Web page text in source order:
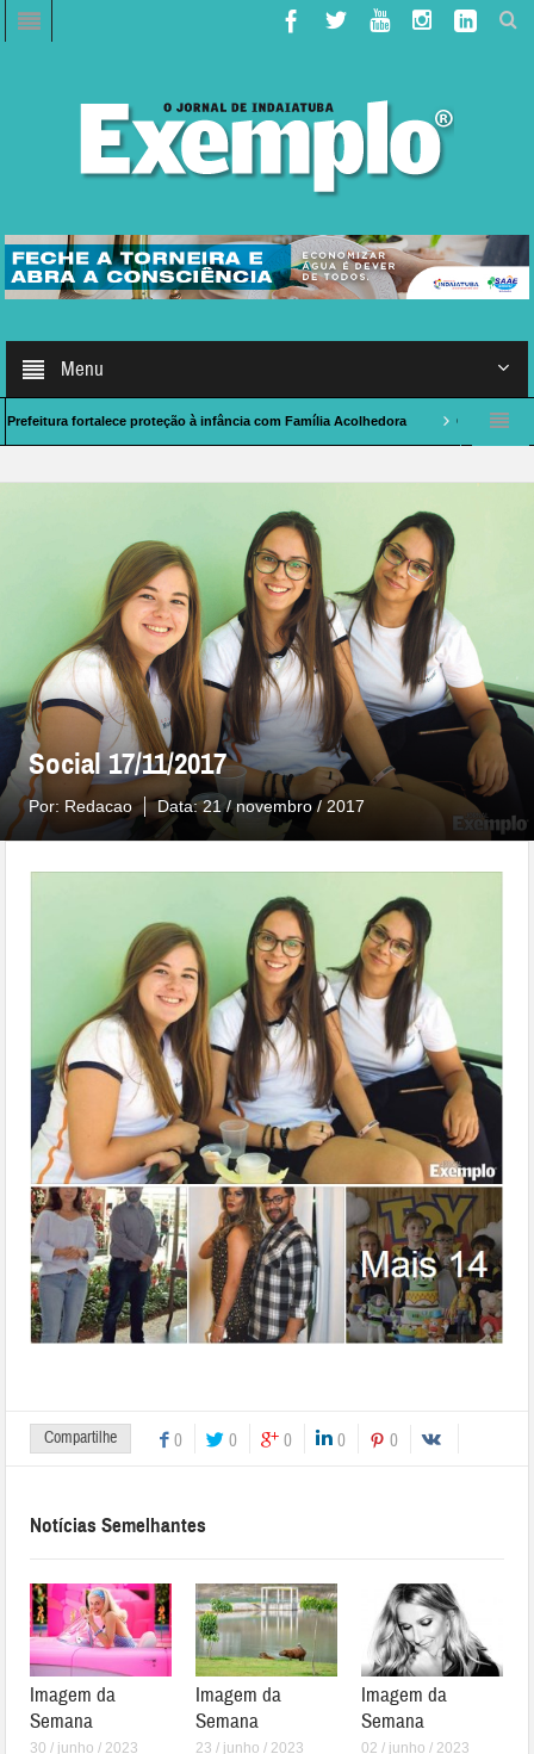
Menu
proteção à infância com Família Acolhedora Caso de Polícia:
Social 17/11/2017
Por: Redacao Data:21 / novembro / 2017
Compartilhe 0 0 0 0 0
Notícias Semelhantes
Imagem da
Semana
30 / junho / 2023
Imagem da
Semana
23 / junho / 2023
Imagem da
Semana
02 / junho / 2023